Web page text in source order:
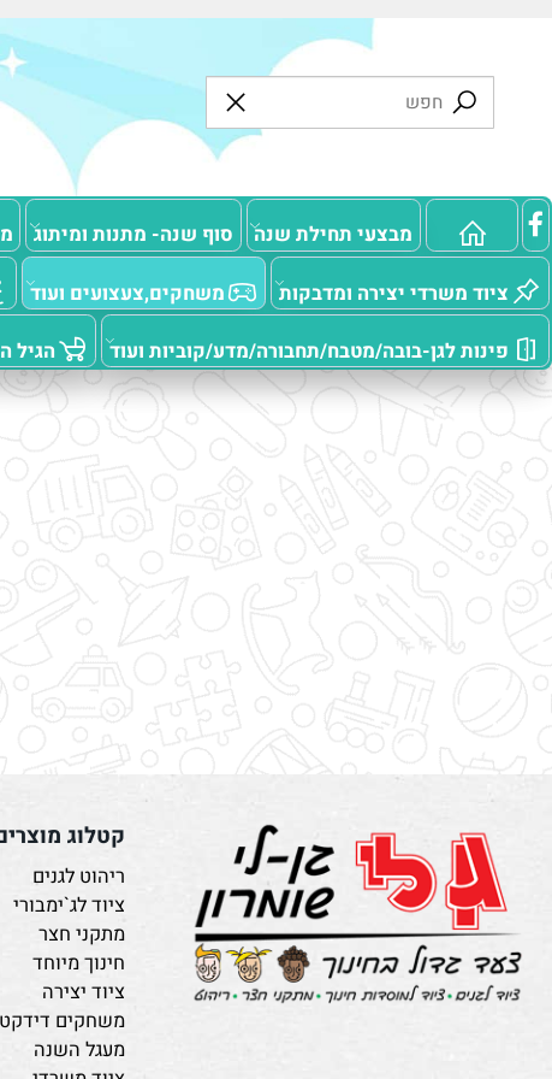
מבצעי תחילת שנה סוף שנה- מתנות ומיתוג
משרדי יצירה ומדבקות משחקים,צעצועים ועוד
לגן-בובה/מטבח/תחבורה/מדע/קוביות ועוד הגיל הרך
קטלוג מוצרים
ריהוט לגנים
ציוד לג`ימבורי
מתקני חצר
חינוך מיוחד
ציוד יצירה
משחקים דידקטיים